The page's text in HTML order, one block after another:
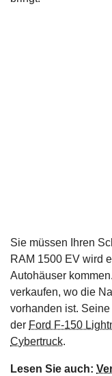
Sie müssen Ihren
RAM 1500 EV wird
Autohäuser
verkaufen, wo die
vorhanden ist.
der Ford F-150
Cybertruck.
Lesen Sie auch: